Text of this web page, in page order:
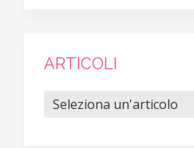
ARTICOLI